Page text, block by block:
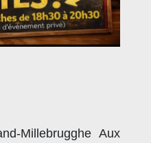
Millebrugghe Aux